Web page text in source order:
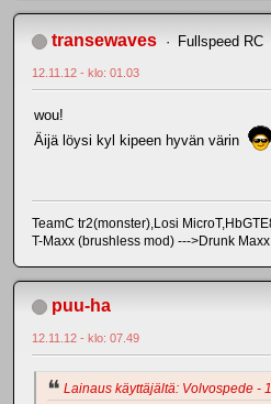
transewaves Fullspeed RC
12.11.12 - klo: 01.03
wou!
Äijä löysi kyl kipeen hyvän värin
TeamC tr2(monster),Losi
T-Maxx (brushless mod) --->Drunk Maxx
puu-ha
12.11.12 - klo: 07.49
Lainaus käyttäjältä: Volvospede -